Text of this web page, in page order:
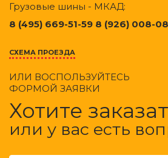
Грузовые шины - МКАД:
8 (495) 669-51-59 8 (926) 008-
СХЕМА ПРОЕЗДА
ИЛИ ВОСПОЛЬЗУЙТЕСЬ
ФОРМОЙ ЗАЯВКИ
Хотите
или у вас есть